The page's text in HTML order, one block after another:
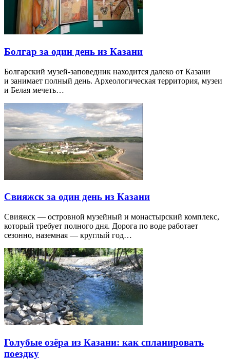
Болгар за один день из Казани
Болгарский музей-заповедник находится далеко от Казани
и занимает полный день. Археологическая территория, музеи
и Белая мечеть…
Свияжск за один день из Казани
Свияжск — островной музейный и монастырский комплекс,
который требует полного дня. Дорога по воде работает
сезонно, наземная — круглый год…
Голубые озёра из Казани: как спланировать
поездку